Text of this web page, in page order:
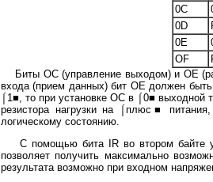
0C
0D
0E
OF
Биты ОС (управление выходом) и ОЕ
входа (прием данных) бит ОЕ должен
⌠1■, то при установке ОС в ⌠0■ выходной
резистора нагрузки на ⌠плюс■
логическому состоянию.
С помощью бита IR во втором байте
позволяет получить максимально
результата возможно при входном